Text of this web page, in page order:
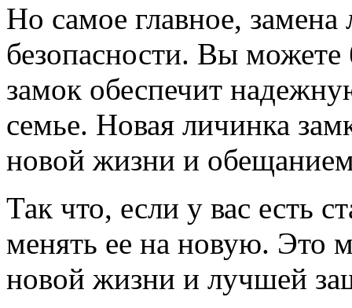
Но самое главное,
безопасности. Вы
замок обеспечит
семье. Новая личинка
новой жизни и
Так что, если у вас есть
менять ее на новую. Это
новой жизни и лучшей